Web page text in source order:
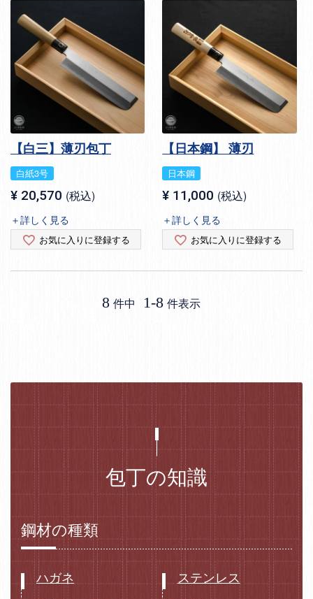
【白三】薄刃包丁
白紙3号
¥ 20,570 税込
＋詳しく見る
お気に入りに登録する
【日本鋼】 薄刃
日本鋼
¥ 11,000 税込
＋詳しく見る
お気に入りに登録する
8 件中 1-8 件表示
包丁の知識
鋼材の種類
ハガネ ステンレス